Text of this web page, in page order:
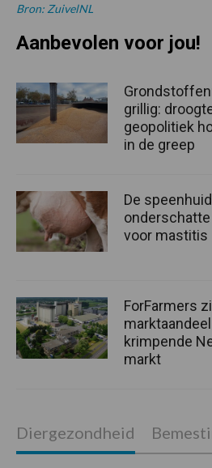
Bron: ZuivelNL
Aanbevolen voor jou!
grillig:
geopolitiek
in de greep
De
voor mastitis
ForFarmers
krimpende
markt
Diergezondheid